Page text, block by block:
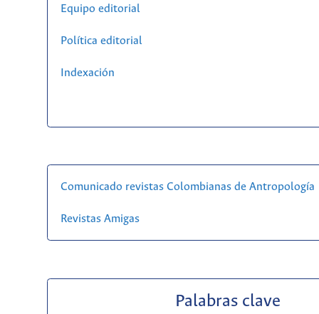
Equipo editorial
Política editorial
Indexación
Comunicado revistas Colombianas de Antropología
Revistas Amigas
Palabras clave